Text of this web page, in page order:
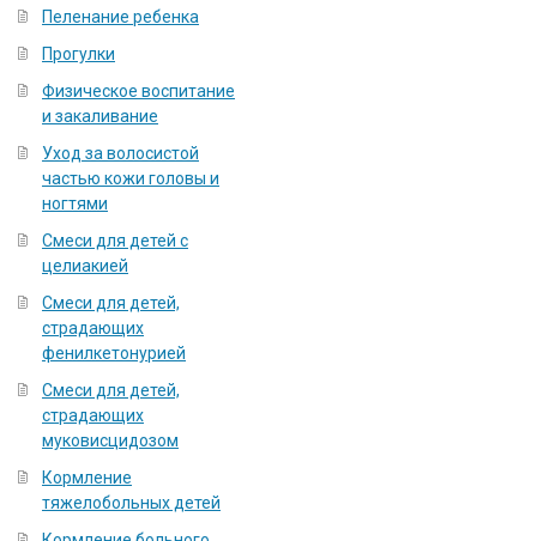
Пеленание ребенка
Прогулки
Физическое воспитание
и закаливание
Уход за волосистой
частью кожи головы и
ногтями
Смеси для детей с
целиакией
Смеси для детей,
страдающих
фенилкетонурией
Смеси для детей,
страдающих
муковисцидозом
Кормление
тяжелобольных детей